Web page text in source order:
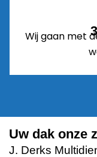
Wij gaan met
Uw dak onze
J. Derks